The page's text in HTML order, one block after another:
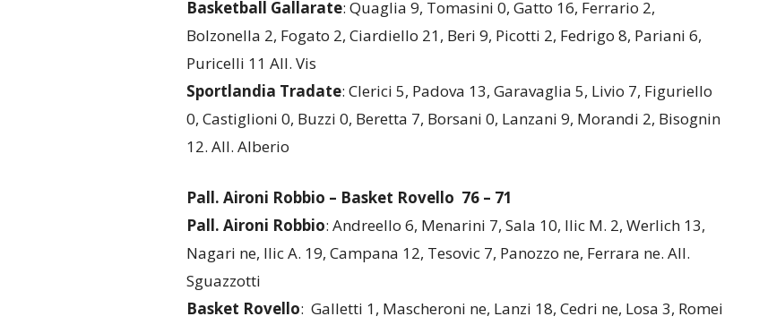
Basketball Gallarate: Quaglia 9, Tomasini 0, Gatto 16, Ferrario 2,
Bolzonella 2, Fogato 2, Ciardiello 21, Beri 9, Picotti 2, Fedrigo 8, Pariani 6,
Puricelli 11 All. Vis
Sportlandia Tradate: Clerici 5, Padova 13, Garavaglia 5, Livio 7, Figuriello
0, Castiglioni 0, Buzzi 0, Beretta 7, Borsani 0, Lanzani 9, Morandi 2, Bisognin
12. All. Alberio
Pall. Aironi Robbio – Basket Rovello 76 – 71
Pall. Aironi Robbio: Andreello 6, Menarini 7, Sala 10, Ilic M. 2, Werlich 13,
Nagari ne, Ilic A. 19, Campana 12, Tesovic 7, Panozzo ne, Ferrara ne. All.
Sguazzotti
Basket Rovello: Galletti 1, Mascheroni ne, Lanzi 18, Cedri ne, Losa 3, Romei